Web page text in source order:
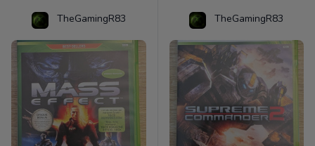
TheGamingR83 TheGamingR83